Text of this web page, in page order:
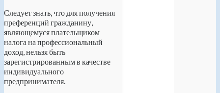
Следует знать, что для получения
преференций гражданину,
являющемуся плательщиком
налога на профессиональный
доход, нельзя быть
зарегистрированным в качестве
индивидуального
предпринимателя.